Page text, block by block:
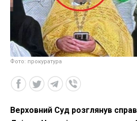
Фото: прокуратура
Верховний Суд розглянув